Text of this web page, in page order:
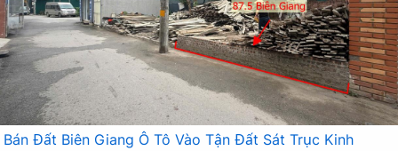
Bán Đất Biên Giang Ô Tô Vào Tận Đất Sát Trục Kinh